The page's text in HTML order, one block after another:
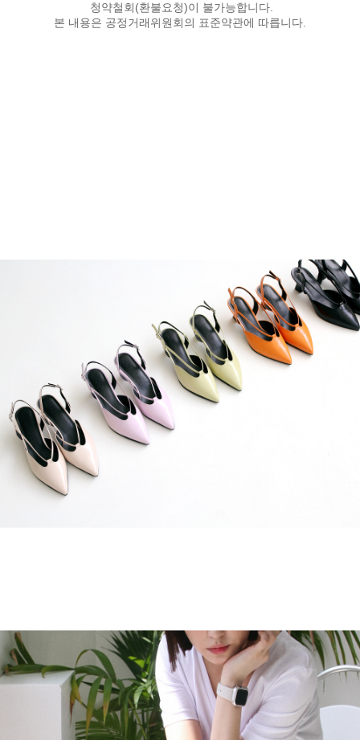
청약철회(환불요청)이 불가능합니다.
본 내용은 공정거래위원회의 표준약관에 따릅니다.